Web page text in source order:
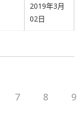
2019年3月
02日
7 8 9